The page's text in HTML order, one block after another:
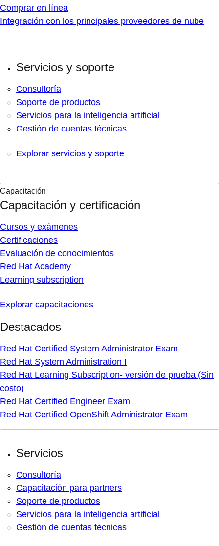
Comprar en línea
Integración con los principales proveedores de nube
Servicios y soporte
Consultoría
Soporte de productos
Servicios para la inteligencia artificial
Gestión de cuentas técnicas
Explorar servicios y soporte
Capacitación
Capacitación y certificación
Cursos y exámenes
Certificaciones
Evaluación de conocimientos
Red Hat Academy
Learning subscription
Explorar capacitaciones
Destacados
Red Hat Certified System Administrator Exam
Red Hat System Administration I
Red Hat Learning Subscription- versión de prueba (Sin
costo)
Red Hat Certified Engineer Exam
Red Hat Certified OpenShift Administrator Exam
Servicios
Consultoría
Capacitación para partners
Soporte de productos
Servicios para la inteligencia artificial
Gestión de cuentas técnicas